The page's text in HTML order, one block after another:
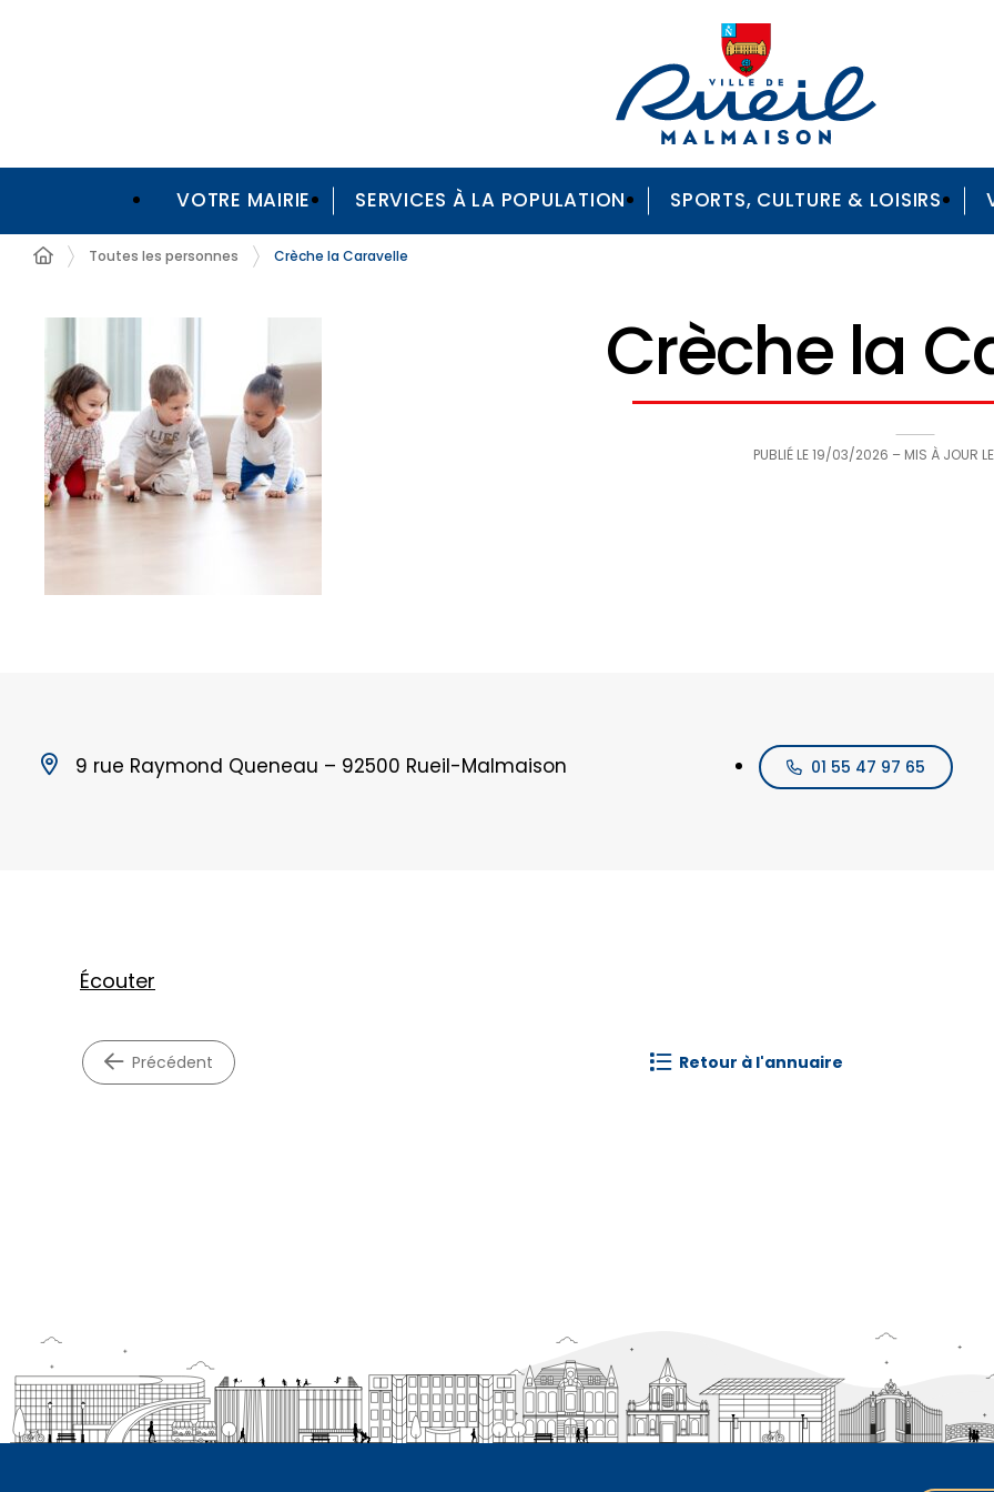
VOTRE MAIRIE SERVICES À LA POPULATION SPORTS, CULTURE & LOISIRS
Toutes les personnes Crèche la Caravelle
Crèche la
PUBLIÉ LE19/03/2026 – MIS À JOUR LE
9 rue Raymond Queneau – 92500 Rueil-Malmaison 01 55 47 97 65
Écouter
précédent retour à l'annuaire